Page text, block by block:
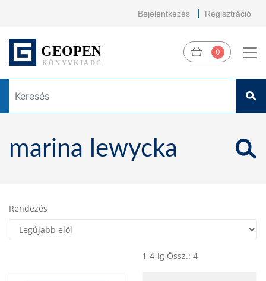
Bejelentkezés Regisztráció
0
marina lewycka
Rendezés
1-4-ig Össz.: 4